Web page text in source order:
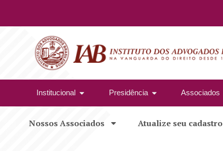
Institucional Presidência Associados
Nossos Associados Atualize seu cadastro